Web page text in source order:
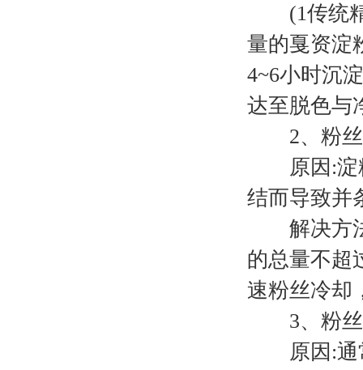
(1传统精
量的戛资淀
4~6小时沉
达至脱色与
2、粉丝
原因:淀粉
结而导致并
解决方法
的总量不超
速粉丝冷却
3、粉丝
原因:通常